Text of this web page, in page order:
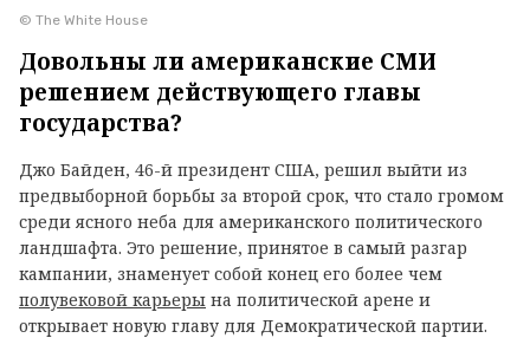
© The White House
Довольны ли американские СМИ
решением действующего главы
государства?
Джо Байден, 46-й президент США, решил выйти из
предвыборной борьбы за второй срок, что стало громом
среди ясного неба для американского политического
ландшафта. Это решение, принятое в самый разгар
кампании, знаменует собой конец его более чем
полувековой карьеры на политической арене и
открывает новую главу для Демократической партии.